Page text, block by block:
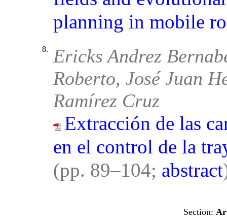
planning in mobile
8.
Ericks Andrez
Roberto, José Juan
Ramírez Cruz
Extracción de las
en el control de la
(pp. 89–104; abstract